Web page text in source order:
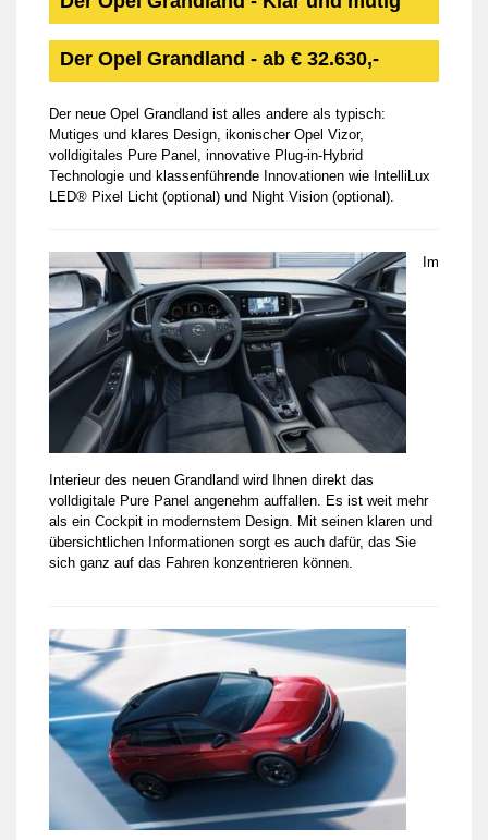
Der Opel Grandland - ab € 32.630,-
Der neue Opel Grandland ist alles andere als typisch:
Mutiges und klares Design, ikonischer Opel Vizor,
volldigitales Pure Panel, innovative Plug-in-Hybrid
Technologie und klassenführende Innovationen wie IntelliLux
LED® Pixel Licht (optional) und Night Vision (optional).
Im
Interieur des neuen Grandland wird Ihnen direkt das
volldigitale Pure Panel angenehm auffallen. Es ist weit mehr
als ein Cockpit in modernstem Design. Mit seinen klaren und
übersichtlichen Informationen sorgt es auch dafür, das Sie
sich ganz auf das Fahren konzentrieren können.